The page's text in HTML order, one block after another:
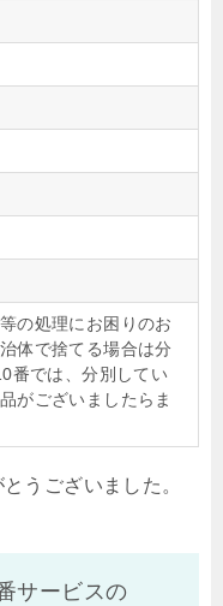
の処理にお困りのお
体で捨てる場合は分
番では、分別してい
がございましたらま
うございました。
サービスの